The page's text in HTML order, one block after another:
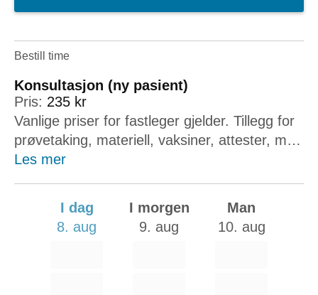
Bestill time
Konsultasjon (ny pasient)
Pris: 235 kr
Vanlige priser for fastleger gjelder. Tillegg for
prøvetaking, materiell, vaksiner, attester, mm
kan forekomme. Hvis du er eksisterende
Les mer
I dag
8. aug
I morgen
9. aug
Man
10. aug